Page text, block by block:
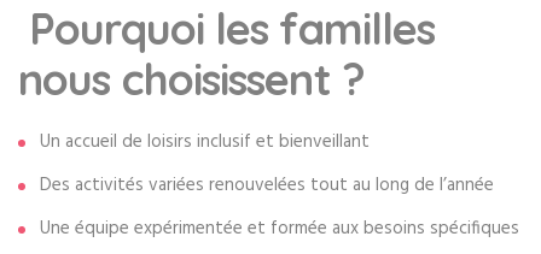
Pourquoi les familles
nous choisissent ?
Un accueil de loisirs inclusif et bienveillant
Des activités variées renouvelées tout au long de l’année
Une équipe expérimentée et formée aux besoins spécifiques